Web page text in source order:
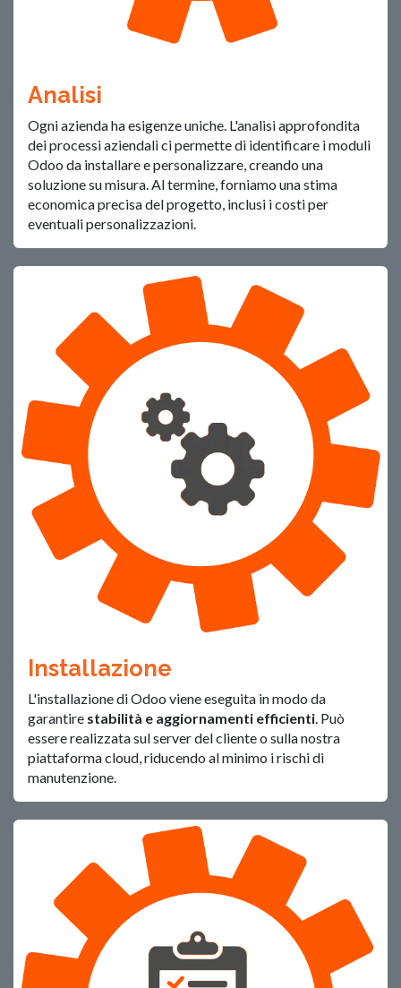
Analisi
Ogni azienda ha esigenze uniche. L'analisi approfondita
dei processi aziendali ci permette di identificare i moduli
Odoo da installare e personalizzare, creando una
soluzione su misura. Al termine, forniamo una stima
economica precisa del progetto, inclusi i costi per
eventuali personalizzazioni.
Installazione
L'installazione di Odoo viene eseguita in modo da
garantire stabilità e aggiornamenti efficienti. Può
essere realizzata sul server del cliente o sulla nostra
piattaforma cloud, riducendo al minimo i rischi di
manutenzione.